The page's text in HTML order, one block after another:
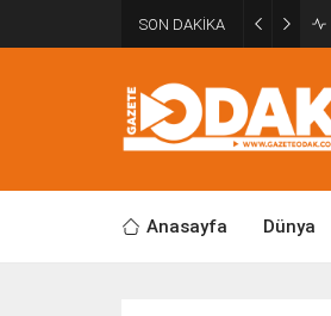
SON DAKİKA
Anasayfa Dünya